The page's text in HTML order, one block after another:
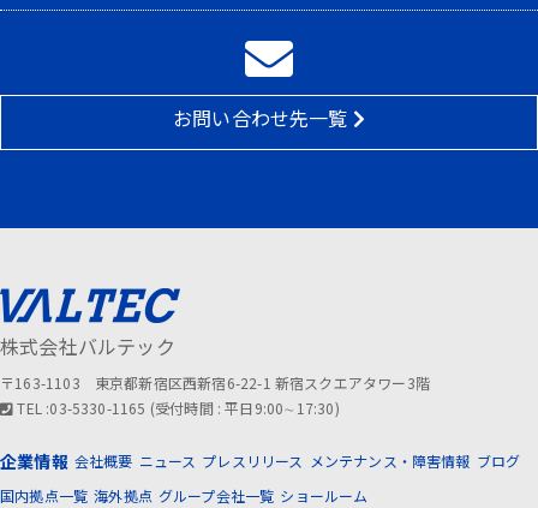
お問い合わせ先一覧
株式会社バルテック
〒163-1103 東京都新宿区西新宿6-22-1 新宿スクエアタワー3階
TEL :03-5330-1165 (受付時間 : 平日9:00∼17:30)
企業情報 会社概要 ニュース プレスリリース メンテナンス・障害情報 ブログ
国内拠点一覧 海外拠点 グループ会社一覧 ショールーム